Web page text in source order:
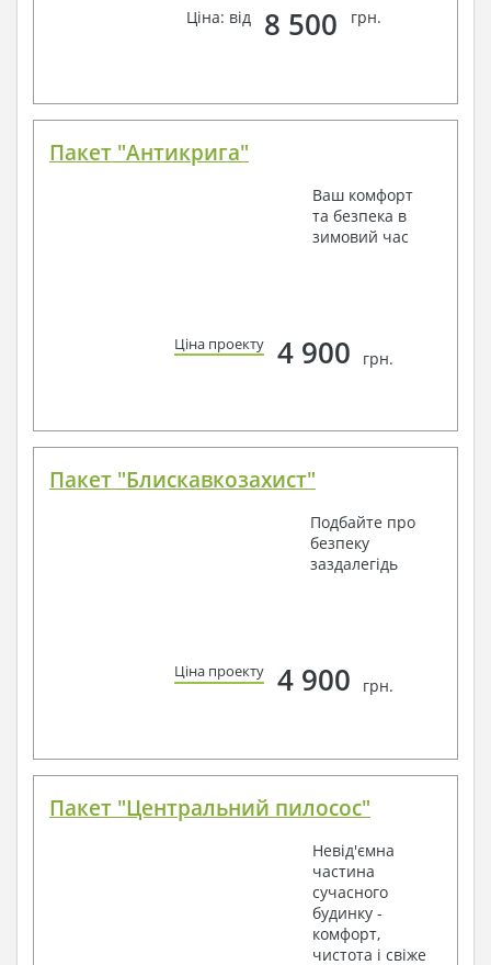
Ціна: від
8 500 грн.
Пакет "Антикрига"
Ваш комфорт
та безпека в
зимовий час
Ціна проекту 4 900 грн.
Пакет "Блискавкозахист"
Подбайте про
безпеку
заздалегідь
Ціна проекту 4 900 грн.
Пакет "Центральний пилосос"
Невід'ємна
частина
сучасного
будинку -
комфорт,
чистота і свіже